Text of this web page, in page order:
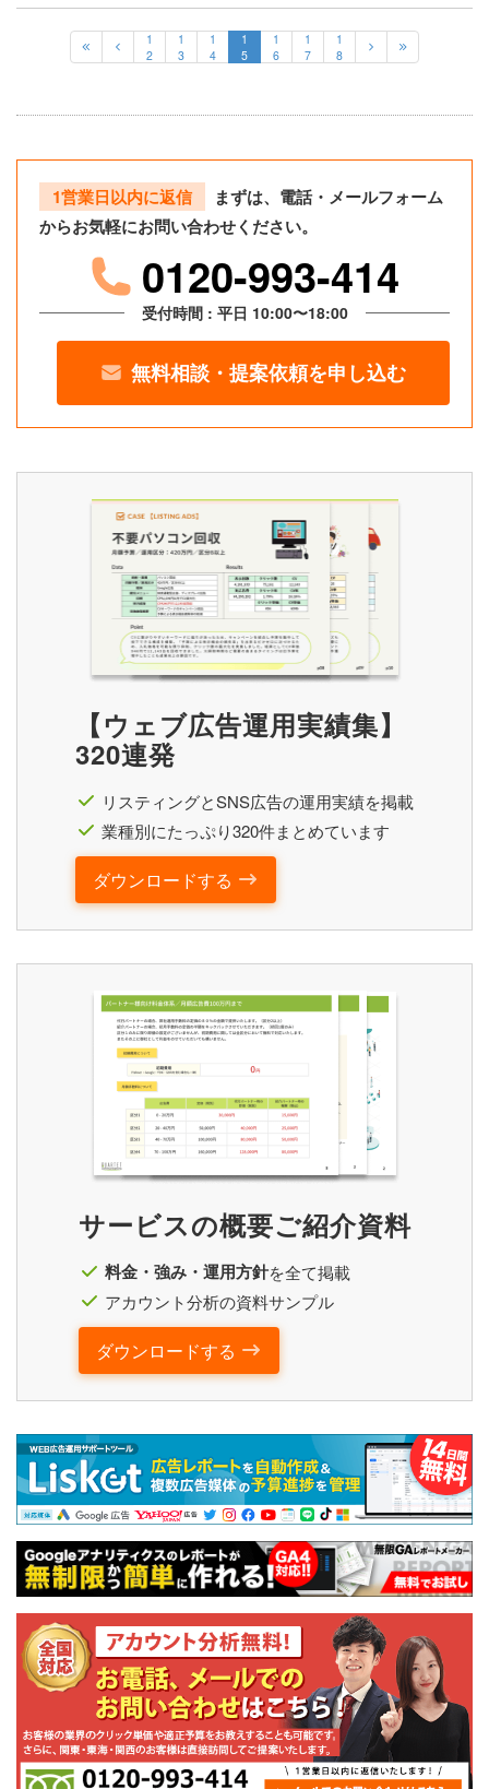
1
2
1
3
1
4
1
5
1
6
1
7
1
8
1営業日以内に返信
まずは、電話・メールフォーム
からお気軽にお問い合わせください。
0120-993-414
受付時間 : 平日 10:00〜18:00
無料相談・提案依頼を申し込む
【ウェブ広告運用実績集】
320連発
リスティングとSNS広告の運用実績を掲載
業種別にたっぷり320件まとめています
ダウンロードする
サービスの概要ご紹介資料
料金・強み・運用方針を全て掲載
アカウント分析の資料サンプル
ダウンロードする